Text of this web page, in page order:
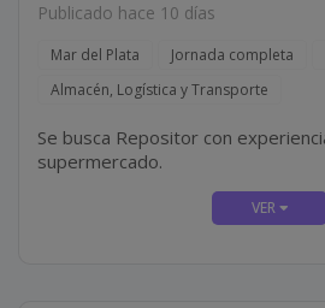
Publicado hace 10 días
Mar del Plata Jornada completa
Almacén, Logística y Transporte
Se busca Repositor con
supermercado.